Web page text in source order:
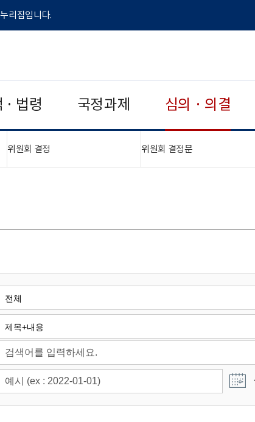
리집입니다.
· 법령 국정과제 심의 · 의결
위원회 결정 위원회 결정문"접기,펼치기"